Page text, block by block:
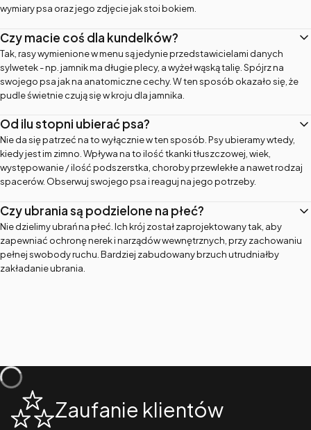
wymiary psa oraz jego zdjęcie jak stoi bokiem.
Czy macie coś dla kundelków?
Tak, rasy wymienione w menu są jedynie przedstawicielami danych
sylwetek - np. jamnik ma długie plecy, a wyżeł wąską talię. Spójrz na
swojego psa jak na anatomiczne cechy. W ten sposób okazało się, że
pudle świetnie czują się w kroju dla jamnika.
Od ilu stopni ubierać psa?
Nie da się patrzeć na to wyłącznie w ten sposób. Psy ubieramy wtedy,
kiedy jest im zimno. Wpływa na to ilość tkanki tłuszczowej, wiek,
występowanie / ilość podszerstka, choroby przewlekłe a nawet rodzaj
spacerów. Obserwuj swojego psa i reaguj na jego potrzeby.
Czy ubrania są podzielone na płeć?
Nie dzielimy ubrań na płeć. Ich krój został zaprojektowany tak, aby
zapewniać ochronę nerek i narządów wewnętrznych, przy zachowaniu
pełnej swobody ruchu. Bardziej zabudowany brzuch utrudniałby
zakładanie ubrania.
Zaufanie klientów